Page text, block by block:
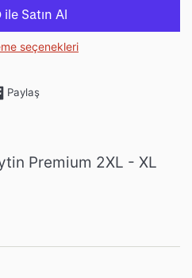
seçenekleri
PaylaşFacebook'ta paylaş
Premium 2XL - XL